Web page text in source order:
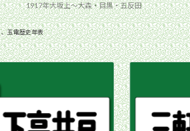
1917年大坂上〜大森・目黒・五反田
、玉電歴史年表